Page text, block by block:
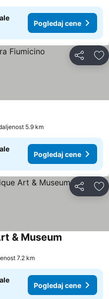
Pogledaj cene
Deli
5.9 km
Pogledaj cene
Deli
& Museum
7.2 km
Pogledaj cene